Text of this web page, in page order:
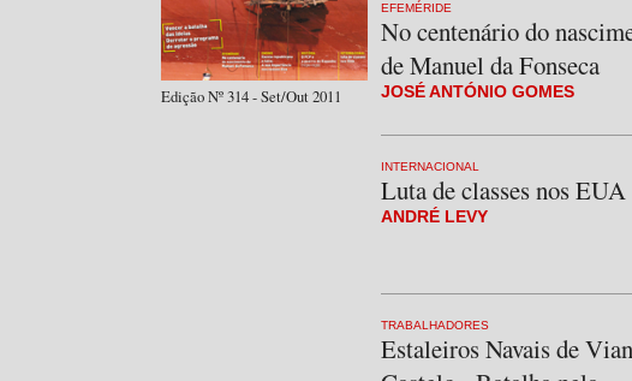
Edição Nº 314 - Set/Out 2011
EFEMÉRIDE
No centenário do
de Manuel da Fonseca
JOSÉ ANTÓNIO GOMES
INTERNACIONAL
Luta de classes nos EUA
ANDRÉ LEVY
TRABALHADORES
Estaleiros Navais de